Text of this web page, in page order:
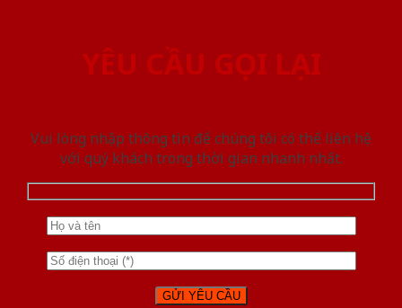
YÊU CẦU GỌI LẠI
Vui lòng nhập thông tin để chúng tôi có thể liên hệ
với quý khách trong thời gian nhanh nhất.